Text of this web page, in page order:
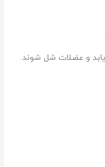
و عضلات شل شوند.